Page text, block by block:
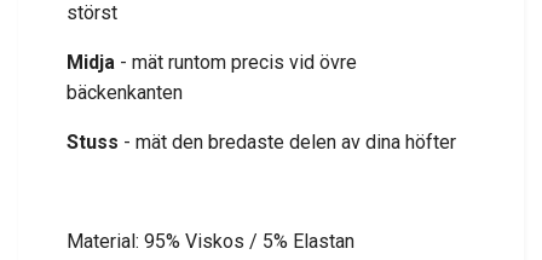
störst
Midja - mät runtom precis vid övre
bäckenkanten
Stuss - mät den bredaste delen av dina höfter
Material: 95% Viskos / 5% Elastan